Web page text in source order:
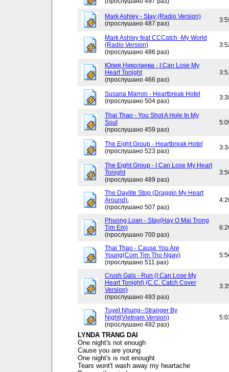
Mark Ashley - Stay (Radio Version)
(прослушано 487 раз)
Mark Ashley feat CCCatch -My World
(Radio Version)
(прослушано 486 раз)
Юлия Николаева - I Can Lose My
Heart Tonight
(прослушано 466 раз)
Susana Marron - Heartbreak Hotel
(прослушано 504 раз)
Thai Thao - You Shot A Hole In My
Soul
(прослушано 459 раз)
The Eight Group - Heartbreak Hotel
(прослушано 523 раз)
The Eight Group - I Can Lose My Heart
Tonight
(прослушано 489 раз)
The Daylite Stop (Draggin My Heart
Around).
(прослушано 507 раз)
Phuong Loan - Stay(Hay O Mai Trong
Tim Em)
(прослушано 700 раз)
Thai Thao - Cause You Are
Young(Com Tim Tho Ngay)
(прослушано 511 раз)
Crush Gals - Run (I Can Lose My
Heart Tonight) (C.C. Catch Cover
Version)
(прослушано 493 раз)
Tuyet Nhung--Stranger By
Night(Vietnam Version)
(прослушано 492 раз)
LYNDA TRANG DAI
One night's not enough
Cause you are young
One night's is not enought
Tears wont't wash away my heartache